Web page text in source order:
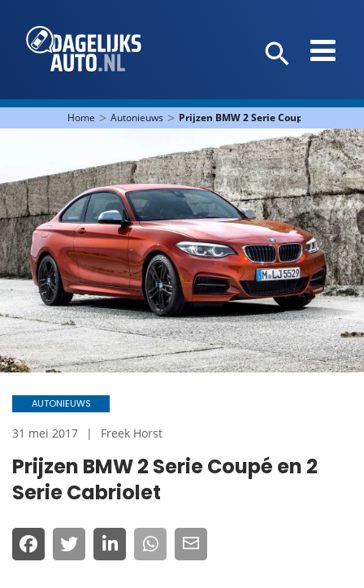
Home > Autonieuws > Prijzen BMW 2 Serie Coupé en 2 Serie
Prijzen BMW 2 Serie Coupé en 2
Serie Cabriolet
AUTONIEUWS
31 mei 2017 Freek Horst